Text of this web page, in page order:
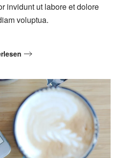
invidunt ut labore et dolore
voluptua.